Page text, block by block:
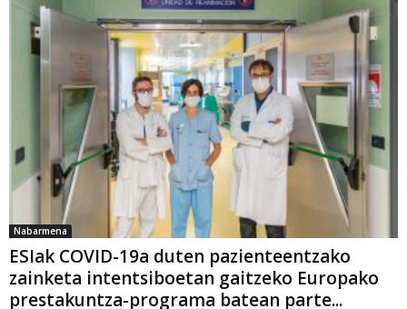
Nabarmena
ESIak COVID-19a duten pazienteentzako
zainketa intentsiboetan gaitzeko Europako
prestakuntza-programa batean parte...